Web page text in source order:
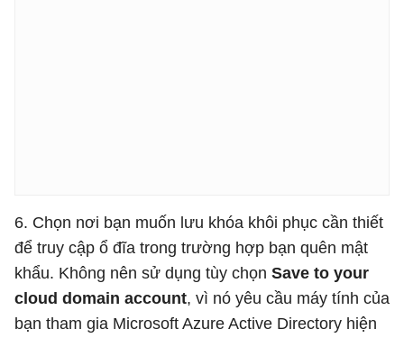
6. Chọn nơi bạn muốn lưu khóa khôi phục cần thiết
để truy cập ổ đĩa trong trường hợp bạn quên mật
khẩu. Không nên sử dụng tùy chọn Save to your
cloud domain account, vì nó yêu cầu máy tính của
bạn tham gia Microsoft Azure Active Directory hiện